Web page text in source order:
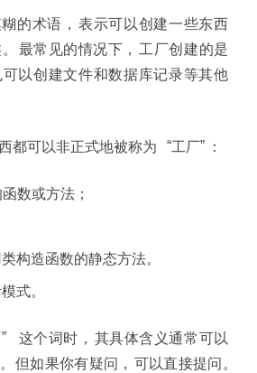
的术语
表示可以创建一些东西
。 最常见的情况下 ， 工厂创建的是
以创建文件和数据库记录等其他
都可以非正式地被称为 “工厂
数或方法
构造函数的静态方法。
式。
这个词时
其具体含义通常可以
。 但如果你有疑问 可以直接提问。